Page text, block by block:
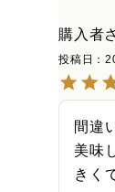
購入者
投稿日
間違
美味
きく